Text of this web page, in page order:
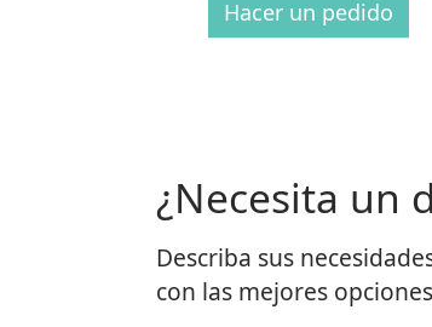
Hacer un pedido
¿Necesita un
Describa sus
con las mejores